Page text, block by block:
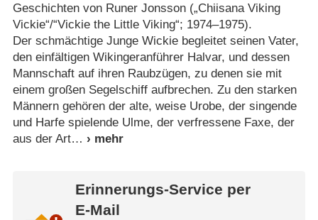
Geschichten von Runer Jonsson („Chiisana Viking
Vickie“/​“Vickie the Little Viking“; 1974⁠–⁠1975).
Der schmächtige Junge Wickie begleitet seinen Vater,
den einfältigen Wikingeranführer Halvar, und dessen
Mannschaft auf ihren Raubzügen, zu denen sie mit
einem großen Segelschiff aufbrechen. Zu den starken
Männern gehören der alte, weise Urobe, der singende
und Harfe spielende Ulme, der verfressene Faxe, der
aus der Art
Erinnerungs-Service per
E-Mail